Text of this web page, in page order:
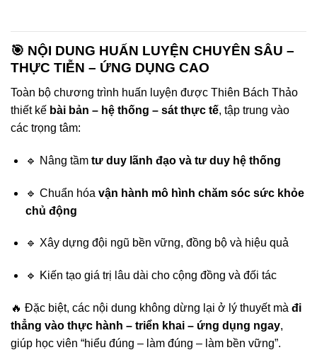
🎯 NỘI DUNG HUẤN LUYỆN CHUYÊN SÂU –
THỰC TIỄN – ỨNG DỤNG CAO
Toàn bộ chương trình huấn luyện được Thiên Bách Thảo
thiết kế bài bản – hệ thống – sát thực tế, tập trung vào
các trọng tâm:
🔹 Nâng tầm tư duy lãnh đạo và tư duy hệ thống
🔹 Chuẩn hóa vận hành mô hình chăm sóc sức khỏe
chủ động
🔹 Xây dựng đội ngũ bền vững, đồng bộ và hiệu quả
🔹 Kiến tạo giá trị lâu dài cho cộng đồng và đối tác
🔥 Đặc biệt, các nội dung không dừng lại ở lý thuyết mà đi
thẳng vào thực hành – triển khai – ứng dụng ngay,
giúp học viên “hiểu đúng – làm đúng – làm bền vững”.